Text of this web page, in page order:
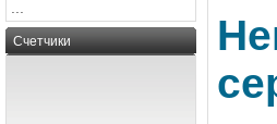
Счетчики